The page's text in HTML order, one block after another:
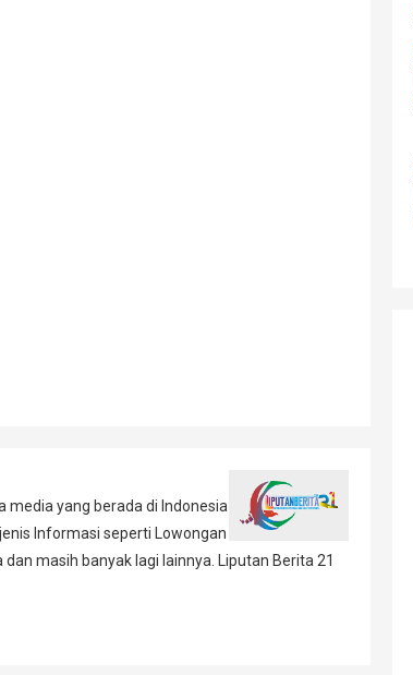
media yang berada di Indonesia
Informasi seperti Lowongan
masih banyak lagi lainnya. Liputan Berita 21